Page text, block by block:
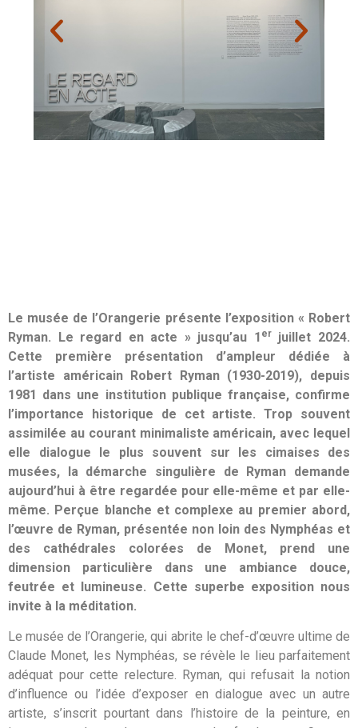
Le musée de l’Orangerie présente l’exposition « Robert
Ryman. Le regard en acte » jusqu’au 1 erjuillet 2024.
Cette première présentation d’ampleur dédiée à
l’artiste américain Robert Ryman (1930-2019), depuis
1981 dans une institution publique française, confirme
l’importance historique de cet artiste. Trop souvent
assimilée au courant minimaliste américain, avec lequel
elle dialogue le plus souvent sur les cimaises des
musées, la démarche singulière de Ryman demande
aujourd’hui à être regardée pour elle-même et par elle-
même. Perçue blanche et complexe au premier abord,
l’œuvre de Ryman, présentée non loin des Nymphéas et
des cathédrales colorées de Monet, prend une
dimension particulière dans une ambiance douce,
feutrée et lumineuse. Cette superbe exposition nous
invite à la méditation.
Le musée de l’Orangerie, qui abrite le chef-d’œuvre ultime de
Claude Monet, les Nymphéas, se révèle le lieu parfaitement
adéquat pour cette relecture. Ryman, qui refusait la notion
d’influence ou l’idée d’exposer en dialogue avec un autre
artiste, s’inscrit pourtant dans l’histoire de la peinture, en